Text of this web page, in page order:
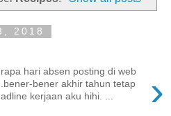
2018
›
hari absen posting di web
bener akhir tahun tetap
kerjaan aku hihi. ...